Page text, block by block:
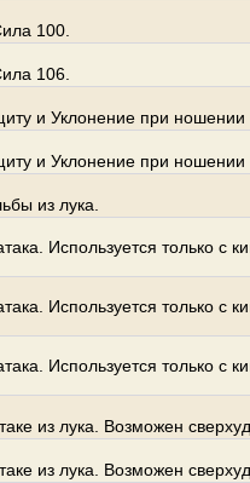
100.
106.
и Уклонение при ношении
и Уклонение при ношении
из лука.
Используется только с
Используется только с
Используется только с
из лука. Возможен
из лука. Возможен